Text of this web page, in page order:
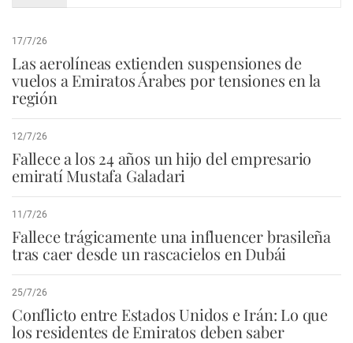
17/7/26
Las aerolíneas extienden suspensiones de
vuelos a Emiratos Árabes por tensiones en la
región
12/7/26
Fallece a los 24 años un hijo del empresario
emiratí Mustafa Galadari
11/7/26
Fallece trágicamente una influencer brasileña
tras caer desde un rascacielos en Dubái
25/7/26
Conflicto entre Estados Unidos e Irán: Lo que
los residentes de Emiratos deben saber